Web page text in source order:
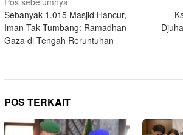
pos
Sebanyak 1.015 Masjid Hancur,
Iman Tak Tumbang: Ramadhan
Gaza di Tengah Reruntuhan
POS TERKAIT